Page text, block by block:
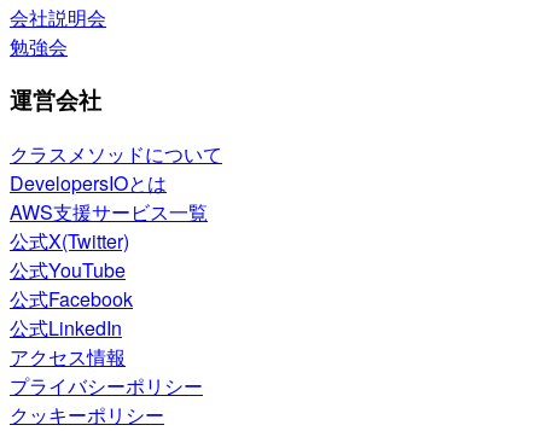
会社説明会
勉強会
運営会社
クラスメソッドについて
DevelopersIOとは
AWS支援サービス一覧
公式X(Twitter)
公式YouTube
公式Facebook
公式LinkedIn
アクセス情報
プライバシーポリシー
クッキーポリシー